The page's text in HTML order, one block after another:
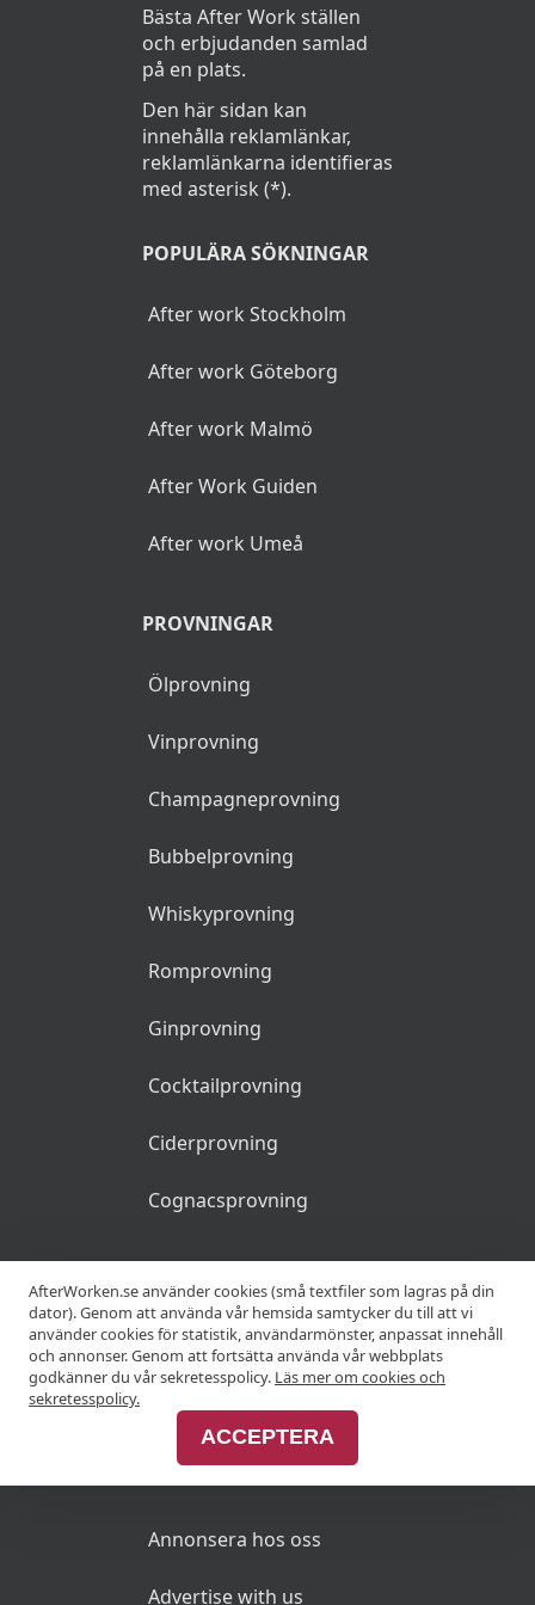
Se afterwork meny >>Bästa After Work ställen
och erbjudanden samlad
på en plats.
Den här sidan kan
innehålla reklamlänkar,
reklamlänkarna identifieras
med asterisk (*).
POPULÄRA SÖKNINGAR
After work Stockholm
After work Göteborg
After work Malmö
After Work Guiden
After work Umeå
PROVNINGAR
Ölprovning
Vinprovning
Champagneprovning
Bubbelprovning
Whiskyprovning
Romprovning
Ginprovning
Cocktailprovning
Ciderprovning
Cognacsprovning
KRÖGARE
Anslut din restaurang
Annonsera hos oss
Advertise with us
AfterWorken.se använder cookies (små textfiler som lagras på din
dator). Genom att använda vår hemsida samtycker du till att vi
använder cookies för statistik, användarmönster, anpassat innehåll
och annonser. Genom att fortsätta använda vår webbplats
godkänner du vår sekretesspolicy. Läs mer om cookies och
sekretesspolicy.
ACCEPTERA